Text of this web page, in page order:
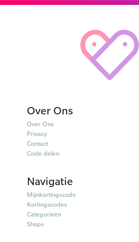
Over Ons
Over Ons
Privacy
Contact
Code delen
Navigatie
Mijnkortingscode
Kortingscodes
Categorieën
Shops